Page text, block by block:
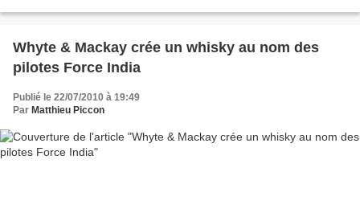
Whyte & Mackay crée un whisky au nom des
pilotes Force India
Publié le 22/07/2010 à 19:49
Par Matthieu Piccon